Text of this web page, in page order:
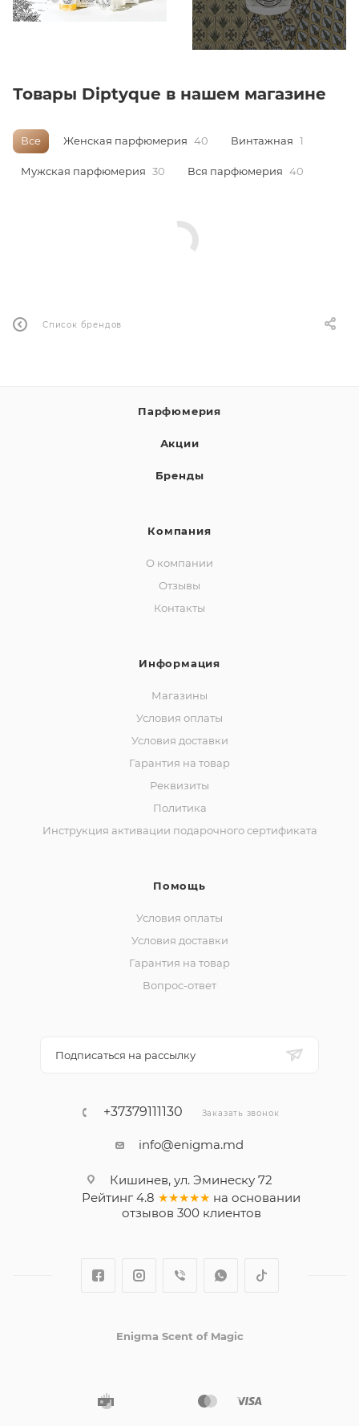
Товары Diptyque в нашем магазине
Все Женская парфюмерия 40 Винтажная 1
Мужская парфюмерия 30 Вся парфюмерия 40
Список брендов
Парфюмерия
Акции
Бренды
Компания
О компании
Отзывы
Контакты
Информация
Магазины
Условия оплаты
Условия доставки
Гарантия на товар
Реквизиты
Политика
Инструкция активации подарочного сертификата
Помощь
Условия оплаты
Условия доставки
Гарантия на товар
Вопрос-ответ
Подписаться на рассылку
+37379111130 Заказать звонок
info@enigma.md
Кишинев, ул. Эминеску 72
Рейтинг 4.8 ★★★★★ на основании
отзывов 300клиентов
Enigma Scent of Magic